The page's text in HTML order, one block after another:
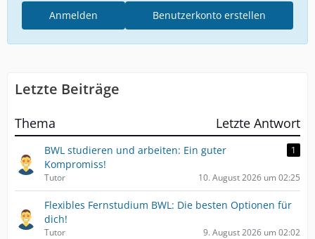
Benutzerkonto erstellen
Anmelden
Letzte Beiträge
Thema Letzte Antwort
BWL studieren und arbeiten: Ein guter
Kompromiss!
1
Tutor 10. August 2026 um 02:25
Flexibles Fernstudium BWL: Die besten Optionen für
dich!
Tutor 9. August 2026 um 02:02